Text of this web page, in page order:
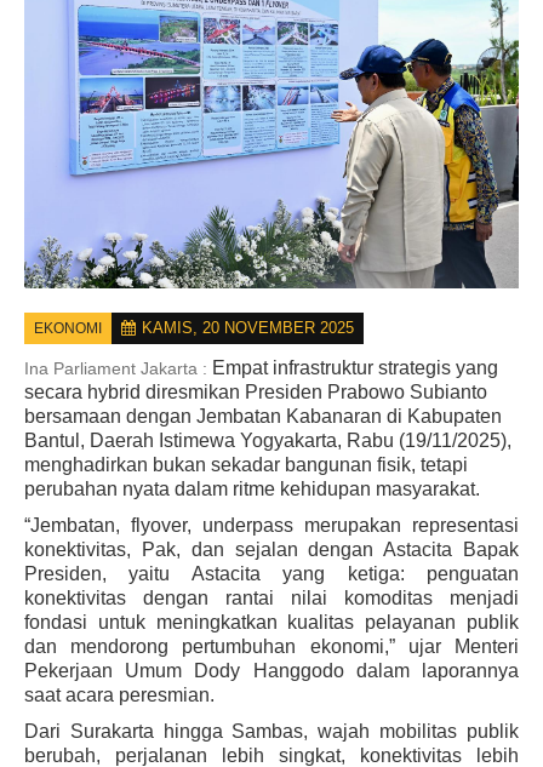
EKONOMI KAMIS, 20 NOVEMBER 2025
Ina Parliament Jakarta : Empat infrastruktur strategis yang
secara hybrid diresmikan Presiden Prabowo Subianto
bersamaan dengan Jembatan Kabanaran di Kabupaten
Bantul, Daerah Istimewa Yogyakarta, Rabu (19/11/2025),
menghadirkan bukan sekadar bangunan fisik, tetapi
perubahan nyata dalam ritme kehidupan masyarakat.
“Jembatan, flyover, underpass merupakan representasi
konektivitas, Pak, dan sejalan dengan Astacita Bapak
Presiden, yaitu Astacita yang ketiga: penguatan
konektivitas dengan rantai nilai komoditas menjadi
fondasi untuk meningkatkan kualitas pelayanan publik
dan mendorong pertumbuhan ekonomi,” ujar Menteri
Pekerjaan Umum Dody Hanggodo dalam laporannya
saat acara peresmian.
Dari Surakarta hingga Sambas, wajah mobilitas publik
berubah, perjalanan lebih singkat, konektivitas lebih